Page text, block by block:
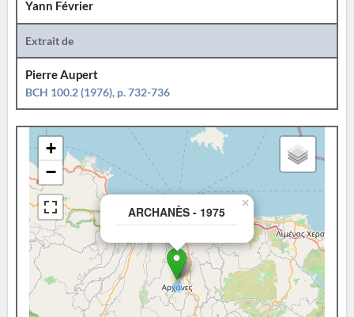
Yann Février
Extrait de
Pierre Aupert
BCH 100.2 (1976), p. 732-736
ARCHANÈS - 1975
×
+
−